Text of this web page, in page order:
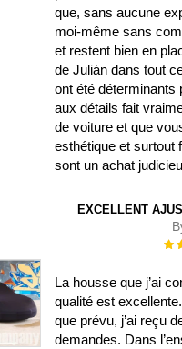
que, sans aucune
moi-même sans
et restent bien en
de Julián dans tout
ont été déterminants
aux détails fait
de voiture et que
esthétique et surtout
sont un achat
EXCELLENT
La housse que j’ai
qualité est
que prévu, j’ai reçu
demandes. Dans